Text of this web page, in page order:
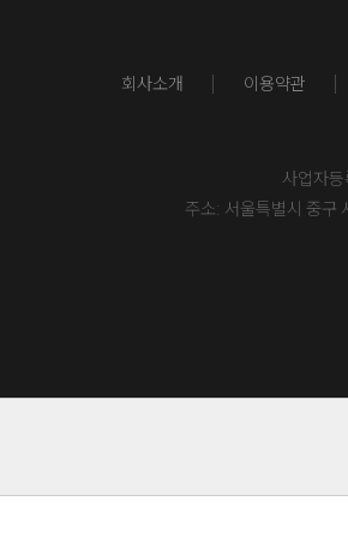
회사소개 이용약관
사업자
주소: 서울특별시 중구